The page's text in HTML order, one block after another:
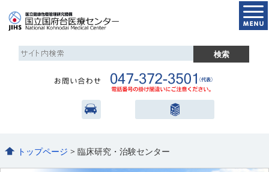
トップページ > 臨床研究・治験センター